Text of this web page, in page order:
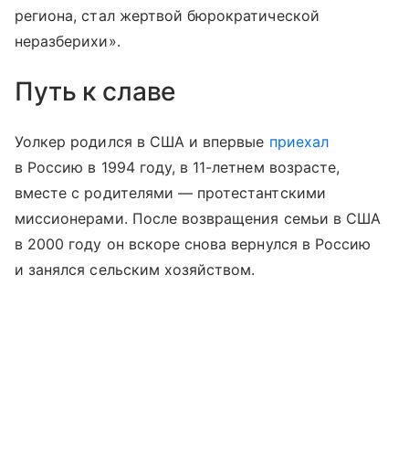
региона, стал жертвой бюрократической
неразберихи».
Путь к славе
Уолкер родился в США и впервые приехал
в Россию в 1994 году, в 11-летнем возрасте,
вместе с родителями — протестантскими
миссионерами. После возвращения семьи в США
в 2000 году он вскоре снова вернулся в Россию
и занялся сельским хозяйством.